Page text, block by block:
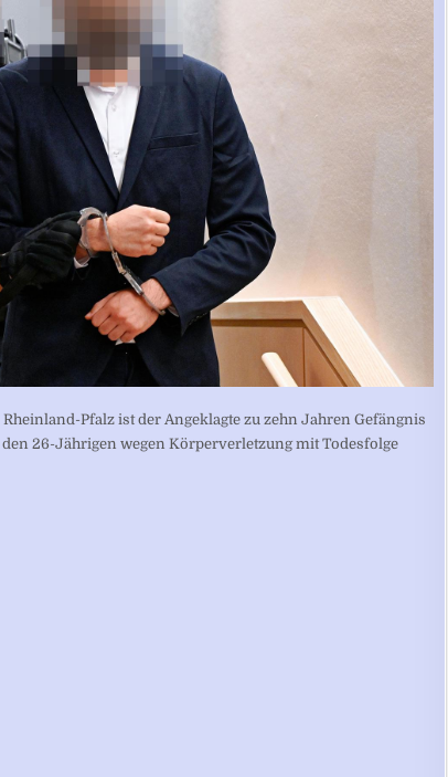
Pfalz ist der Angeklagte zu zehn Jahren Gefängnis
26-Jährigen wegen Körperverletzung mit Todesfolge